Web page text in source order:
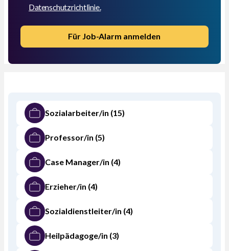
Datenschutzrichtlinie.
Für Job-Alarm anmelden
Sozialarbeiter/in (15)
Professor/in (5)
Case Manager/in (4)
Erzieher/in (4)
Sozialdienstleiter/in (4)
Heilpädagoge/in (3)